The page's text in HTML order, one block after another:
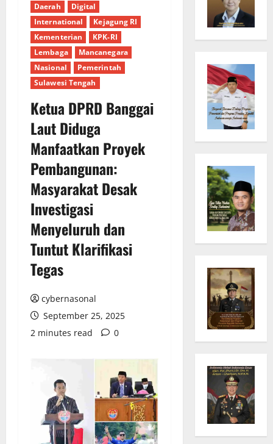
Daerah
Digital
International
Kejagung RI
Kementerian
KPK-RI
Lembaga
Mancanegara
Nasional
Pemerintah
Sulawesi Tengah
Ketua DPRD Banggai
Laut Diduga
Manfaatkan Proyek
Pembangunan:
Masyarakat Desak
Investigasi
Menyeluruh dan
Tuntut Klarifikasi
Tegas
cybernasonal
September 25, 2025
2 minutes read
0